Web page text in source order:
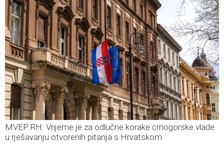
MVEP RH: Vrijeme je za odlučne korake crnogorske vlade
u rješavanju otvorenih pitanja s Hrvatskom